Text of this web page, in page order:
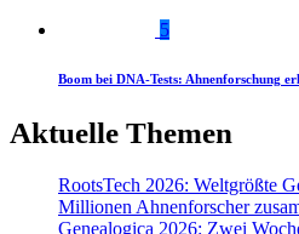
5
Boom bei DNA-Tests: Ahnenforschung
Aktuelle Themen
RootsTech 2026: Weltgrößte
Millionen Ahnenforscher
Genealogica 2026: Zwei